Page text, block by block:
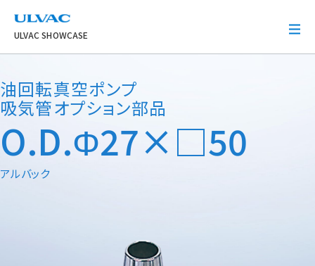
ULVAC
ULVAC SHOWCASE
油回転真空ポンプ
吸気管オプション部品
O.D.Φ27×□50
アルバック